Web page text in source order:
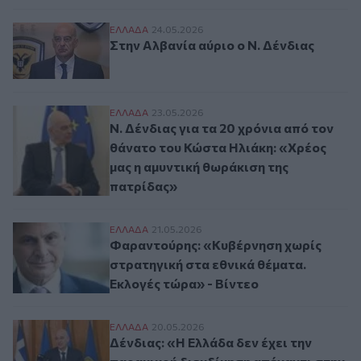
Στην Αλβανία αύριο ο Ν. Δένδιας
ΕΛΛAΔΑ 24.05.2026
Στην Αλβανία αύριο ο Ν. Δένδιας
Ν. Δένδιας για τα 20 χρόνια από τον
ΕΛΛAΔΑ 23.05.2026
Ν. Δένδιας για τα 20 χρόνια από τον
θάνατο του Κώστα Ηλιάκη: «Χρέος
μας η αμυντική θωράκιση της
πατρίδας»
Φαραντούρης: «Κυβέρνηση χωρίς
ΕΛΛAΔΑ 21.05.2026
Φαραντούρης: «Κυβέρνηση χωρίς
στρατηγική στα εθνικά θέματα.
Εκλογές τώρα» - Βίντεο
Δένδιας: «Η Ελλάδα δεν έχει την
ΕΛΛAΔΑ 20.05.2026
Δένδιας: «Η Ελλάδα δεν έχει την